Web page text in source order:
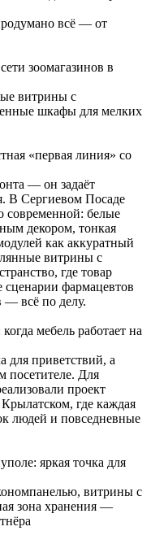
всё — от
зоомагазинов в
витрины с
шкафы для мелких
«первая линия» со
— он задаёт
В Сергиевом Посаде
современной: белые
декором, тонкая
как аккуратный
витрины с
где товар
сценарии фармацевтов
— всё по делу.
мебель работает на
для приветствий, а
посетителе. Для
проект
где каждая
людей и повседневные
яркая точка для
витрины с
зона хранения —